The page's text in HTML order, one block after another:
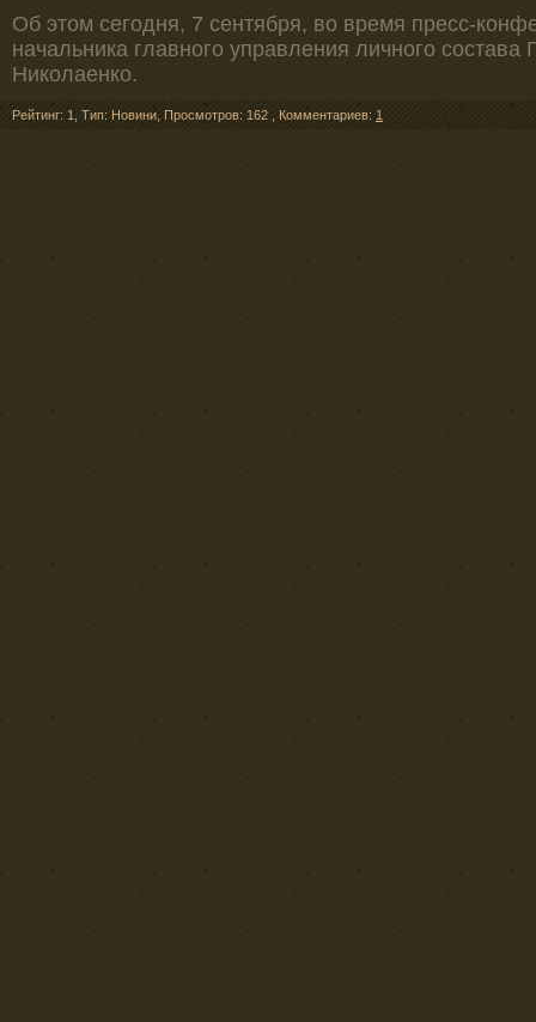
Об этом сегодня, 7 сентября, во время пресс-
начальника главного управления личного
Николаенко.
Рейтинг: 1 Тип: Новини Просмотров: 162 Комментариев: 1